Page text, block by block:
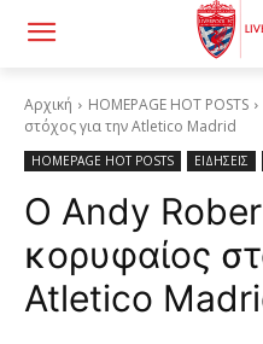
Αρχική HOMEPAGE HOT POSTS
στόχος για την Atletico Madrid
HOMEPAGE HOT POSTS ΕΙΔΗΣΕΙΣ
Ο Andy
κορυφαίος
Atletico